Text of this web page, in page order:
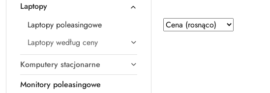
Laptopy
Laptopy poleasingowe
Laptopy według ceny
Komputery stacjonarne
Monitory poleasingowe
Zastosowano
sortowanie:
Sortuj
według